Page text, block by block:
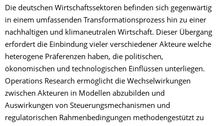
Die deutschen Wirtschaftssektoren befinden sich gegenwärtig
in einem umfassenden Transformationsprozess hin zu einer
nachhaltigen und klimaneutralen Wirtschaft. Dieser Übergang
erfordert die Einbindung vieler verschiedener Akteure welche
heterogene Präferenzen haben, die politischen,
ökonomischen und technologischen Einflüssen unterliegen.
Operations Research ermöglicht die Wechselwirkungen
zwischen Akteuren in Modellen abzubilden und
Auswirkungen von Steuerungsmechanismen und
regulatorischen Rahmenbedingungen methodengestützt zu